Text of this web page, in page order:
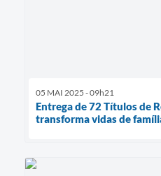
05 MAI 2025 - 09h21
Entrega de 72 Títulos de
transforma vidas de